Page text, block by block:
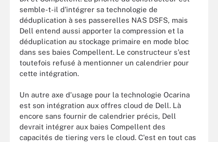
semble-t-il d'intégrer sa technologie de
déduplication à ses passerelles NAS DSFS, mais
Dell entend aussi apporter la compression et la
déduplication au stockage primaire en mode bloc
dans ses baies Compellent. Le constructeur s'est
toutefois refusé à mentionner un calendrier pour
cette intégration.
Un autre axe d'usage pour la technologie Ocarina
est son intégration aux offres cloud de Dell. Là
encore sans fournir de calendrier précis, Dell
devrait intégrer aux baies Compellent des
capacités de tiering vers le cloud. C'est en tout cas